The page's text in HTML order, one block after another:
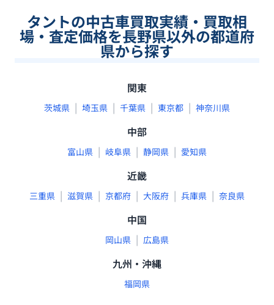
タントの中古車買取実績・買取相
場・査定価格を長野県以外の都道府
県から探す
関東
茨城県 | 埼玉県 | 千葉県 | 東京都 | 神奈川県
中部
富山県 | 岐阜県 | 静岡県 | 愛知県
近畿
三重県 | 滋賀県 | 京都府 | 大阪府 | 兵庫県 | 奈良県
中国
岡山県 | 広島県
九州・沖縄
福岡県